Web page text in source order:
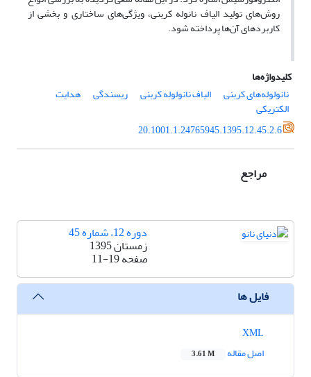
روش‌های تولید الیاف نانوله کربنی، ویژگی‌های ساختاری و بخشی از
کاربردهای آن‌ها پرداخته شود.
کلیدواژه‌ها
نانولوله‌های کربنی
الیاف نانولوله کربنی ریسندگی هدایت
الکتریکی
20.1001.1.24765945.1395.12.45.2.6
مراجع
دوره 12، شماره 45
زمستان 1395
صفحه11-19
فایل ها
اصل مقاله
3.61 M